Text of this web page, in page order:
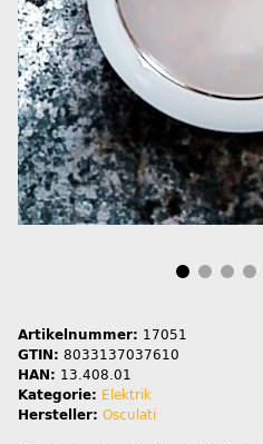
Artikelnummer: 17051
GTIN: 8033137037610
HAN: 13.408.01
Kategorie: Elektrik
Hersteller: Osculati